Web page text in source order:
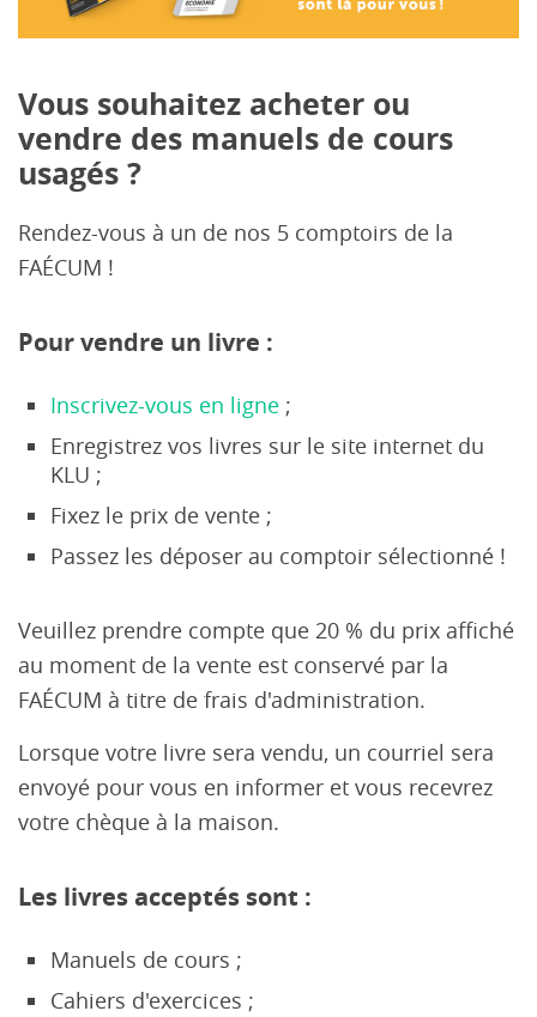
Vous souhaitez acheter ou
vendre des manuels de cours
usagés ?
Rendez-vous à un de nos 5 comptoirs de la
FAÉCUM !
Pour vendre un livre :
Inscrivez-vous en ligne ;
Enregistrez vos livres sur le site internet du
KLU ;
Fixez le prix de vente ;
Passez les déposer au comptoir sélectionné !
Veuillez prendre compte que 20 % du prix affiché
au moment de la vente est conservé par la
FAÉCUM à titre de frais d'administration.
Lorsque votre livre sera vendu, un courriel sera
envoyé pour vous en informer et vous recevrez
votre chèque à la maison.
Les livres acceptés sont :
Manuels de cours ;
Cahiers d'exercices ;